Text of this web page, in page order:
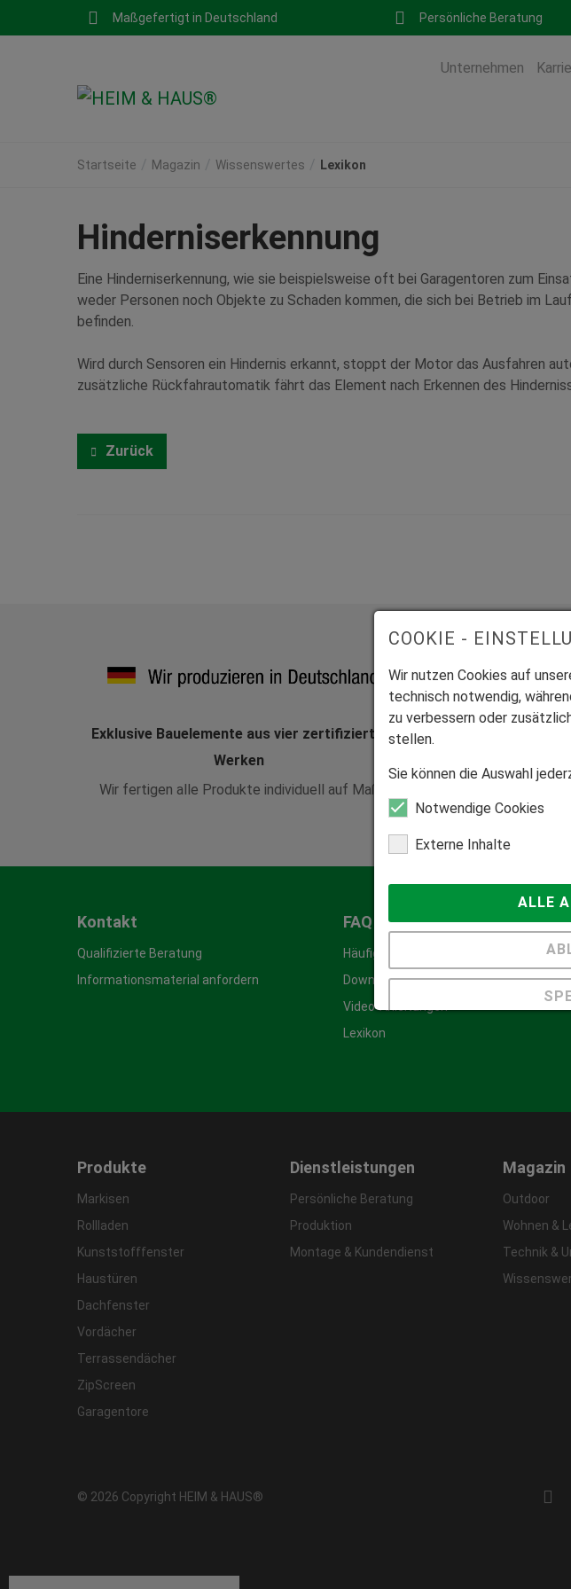
Maßgefertigt in Deutschland Persönliche Beratung
Unternehmen
Startseite Magazin Wissenswertes Lexikon
Hinderniserkennung
Eine Hinderniserkennung, wie sie beispielsweise oft bei Garagentoren zum
weder Personen noch Objekte zu Schaden kommen, die sich bei Betrieb im
befinden.
Wird durch Sensoren ein Hindernis erkannt, stoppt der Motor das Ausfahren
zusätzliche Rückfahrautomatik fährt das Element nach Erkennen des
Zurück
Exklusive Bauelemente aus vier zertifizierten
Werken
Wir fertigen alle Produkte individuell auf Maß.
Kontakt
Qualifizierte Beratung
Informationsmaterial anfordern
FAQ & Hilfecenter
Häufige Fragen
Downloadcenter
Video-Anleitungen
Lexikon
Produkte
Markisen
Rollladen
Kunststofffenster
Haustüren
Dachfenster
Vordächer
Terrassendächer
ZipScreen
Garagentore
Dienstleistungen
Persönliche Beratung
Produktion
Montage & Kundendienst
Magazin
Outdoor
Wohnen &
Technik &
© 2026 Copyright HEIM & HAUS®
COOKIE -
Wir nutzen Cookies auf
technisch notwendig,
zu verbessern oder
stellen.
Sie können die Auswahl
Notwendige Cookies
Externe Inhalte
ALLE